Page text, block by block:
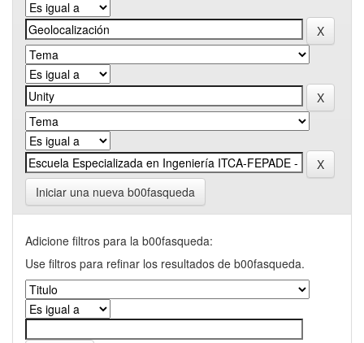
Iniciar una nueva b00fasqueda
Adicione filtros para la b00fasqueda:
Use filtros para refinar los resultados de b00fasqueda.